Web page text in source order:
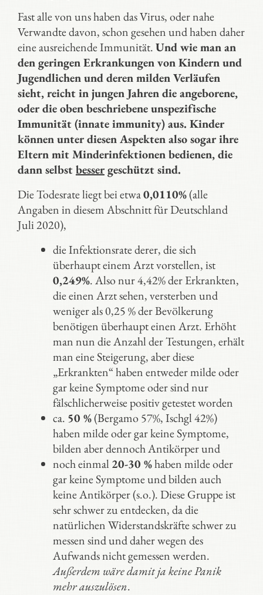
Fast alle von uns haben das Virus, oder nahe
Verwandte davon, schon gesehen und haben daher
eine ausreichende Immunität.Und wie man an
den geringen Erkrankungen von Kindern und
Jugendlichen und deren milden Verläufen
sieht, reicht in jungen Jahren die angeborene,
oder die oben beschriebene unspezifische
Immunität (innate immunity) aus. Kinder
können unter diesen Aspekten also sogar ihre
Eltern mit Minderinfektionen bedienen, die
dann selbstbessergeschützt sind.
Die Todesrate liegt bei etwa0,0110%(alle
Angaben in diesem Abschnitt für Deutschland
Juli 2020),
die Infektionsrate derer, die sich
überhaupt einem Arzt vorstellen, ist
0,249%. Also nur 4,42% der Erkrankten,
die einen Arzt sehen, versterben und
weniger als 0,25 % der Bevölkerung
benötigen überhaupt einen Arzt. Erhöht
man nun die Anzahl der Testungen, erhält
man eine Steigerung, aber diese
„Erkrankten“ haben entweder milde oder
gar keine Symptome oder sind nur
fälschlicherweise positiv getestet worden
ca. 50 %(Bergamo 57%, Ischgl 42%)
haben milde oder gar keine Symptome,
bilden aber dennoch Antikörper und
noch einmal20-30 %haben milde oder
gar keine Symptome und bilden auch
keine Antikörper (s.o.). Diese Gruppe ist
sehr schwer zu entdecken, da die
natürlichen Widerstandskräfte schwer zu
messen sind und daher wegen des
Aufwands nicht gemessen werden.
Außerdem wäre damit ja keine Panik
mehr auszulösen.